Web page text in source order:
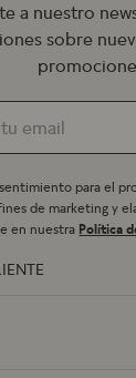
a nuestro
sobre
para el
de marketing y
en nuestra Política